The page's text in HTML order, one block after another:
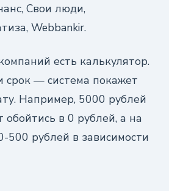
Свои люди,
Webbankir.
есть калькулятор.
срок — система покажет
Например, 5000 рублей
в 0 рублей, а на
рублей в зависимости